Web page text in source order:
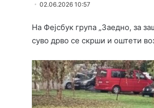
02.06.2026 10:57
На Фејсбук група „Заедно, за
суво дрво се скрши и оштети